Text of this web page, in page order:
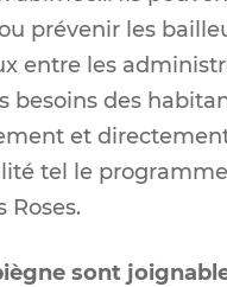
prévenir les
entre les
besoins des
et
tel le
Roses.
sont